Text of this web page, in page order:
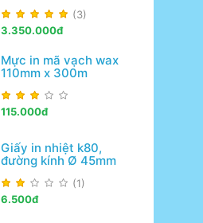
(3)
3.350.000đ
Mực in mã vạch wax
110mm x 300m
115.000đ
Giấy in nhiệt k80,
đường kính Ø 45mm
(1)
6.500đ